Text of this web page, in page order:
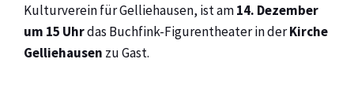
Kulturverein für Gelliehausen, ist am14. Dezember
um 15 Uhrdas Buchfink-Figurentheater in derKirche
Gelliehausen zu Gast.